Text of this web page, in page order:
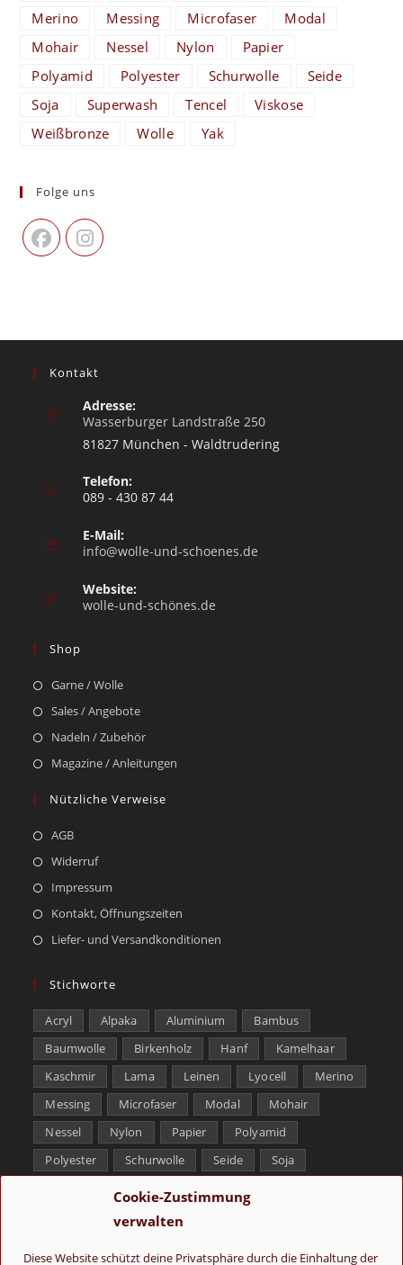
Cookie-Zustimmung
verwalten
Diese Website schützt deine Privatsphäre durch die Einhaltung der
Merino
Messing Microfaser
Modal
Mohair
Nessel Nylon
Papier
Polyamid
Polyester Schurwolle
Seide
Soja
Superwash Tencel
Viskose
Weißbronze
Wolle Yak
Folge uns
Kontakt
Adresse:
Wasserburger Landstraße 250
81827 München - Waldtrudering
Telefon:
089 - 430 87 44
E-Mail:
info@wolle-und-schoenes.de
Website:
wolle-und-schönes.de
Shop
Garne / Wolle
Sales / Angebote
Nadeln / Zubehör
Magazine / Anleitungen
Nützliche Verweise
AGB
Widerruf
Impressum
Kontakt, Öffnungszeiten
Liefer- und Versandkonditionen
Stichworte
Acryl Alpaka Aluminium
Bambus
Baumwolle
Birkenholz Hanf
Kamelhaar
Kaschmir
Lama Leinen Lyocell
Merino
Messing
Microfaser Modal
Mohair
Nessel
Nylon Papier
Polyamid
Polyester
Schurwolle Seide
Soja
Tencel
Yak
Folge uns